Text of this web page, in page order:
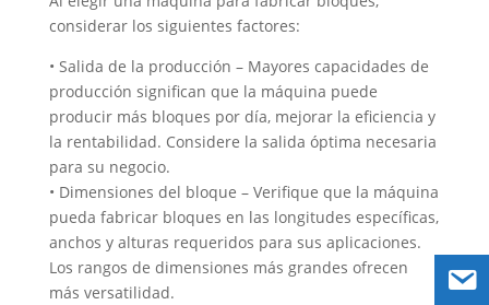
considerar los siguientes factores:
• Salida de la producción – Mayores capacidades de
producción significan que la máquina puede
producir más bloques por día, mejorar la eficiencia y
la rentabilidad. Considere la salida óptima necesaria
para su negocio.
• Dimensiones del bloque – Verifique que la máquina
pueda fabricar bloques en las longitudes específicas,
anchos y alturas requeridos para sus aplicaciones.
Los rangos de dimensiones más grandes ofrecen
más versatilidad.